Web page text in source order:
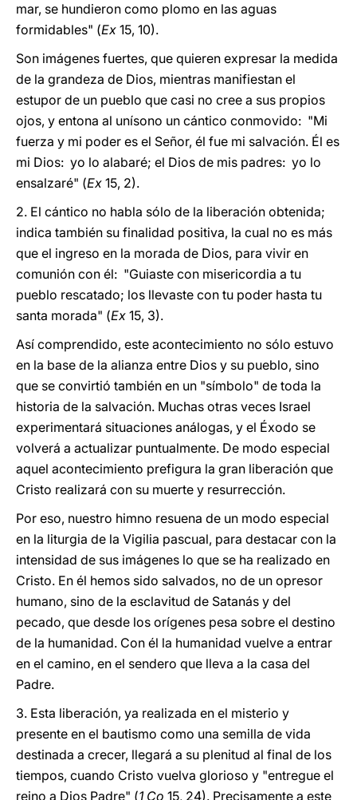
mar, se hundieron como plomo en las aguas
formidables" (Ex 15, 10).
Son imágenes fuertes, que quieren expresar la medida
de la grandeza de Dios, mientras manifiestan el
estupor de un pueblo que casi no cree a sus propios
ojos, y entona al unísono un cántico conmovido: "Mi
fuerza y mi poder es el Señor, él fue mi salvación. Él es
mi Dios: yo lo alabaré; el Dios de mis padres: yo lo
ensalzaré" (Ex 15, 2).
2. El cántico no habla sólo de la liberación obtenida;
indica también su finalidad positiva, la cual no es más
que el ingreso en la morada de Dios, para vivir en
comunión con él: "Guiaste con misericordia a tu
pueblo rescatado; los llevaste con tu poder hasta tu
santa morada" (Ex 15, 3).
Así comprendido, este acontecimiento no sólo estuvo
en la base de la alianza entre Dios y su pueblo, sino
que se convirtió también en un "símbolo" de toda la
historia de la salvación. Muchas otras veces Israel
experimentará situaciones análogas, y el Éxodo se
volverá a actualizar puntualmente. De modo especial
aquel acontecimiento prefigura la gran liberación que
Cristo realizará con su muerte y resurrección.
Por eso, nuestro himno resuena de un modo especial
en la liturgia de la Vigilia pascual, para destacar con la
intensidad de sus imágenes lo que se ha realizado en
Cristo. En él hemos sido salvados, no de un opresor
humano, sino de la esclavitud de Satanás y del
pecado, que desde los orígenes pesa sobre el destino
de la humanidad. Con él la humanidad vuelve a entrar
en el camino, en el sendero que lleva a la casa del
Padre.
3. Esta liberación, ya realizada en el misterio y
presente en el bautismo como una semilla de vida
destinada a crecer, llegará a su plenitud al final de los
tiempos, cuando Cristo vuelva glorioso y "entregue el
reino a Dios Padre" (1 Co 15, 24). Precisamente a este